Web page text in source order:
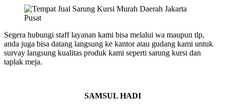
Segera hubungi staff layanan kami bisa melalui wa maupun tlp,
anda juga bisa datang langsung ke kantor atau gudang kami untuk
survay langsung kualitas produk kami seperti sarung kursi dan
taplak meja.
SAMSUL HADI